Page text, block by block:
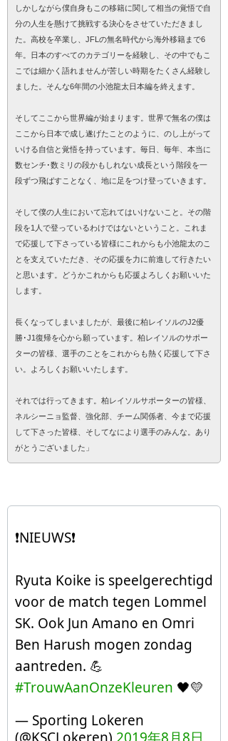
しかしながら僕自身もこの移籍に関して相当の覚悟で自
分の人生を懸けて挑戦する決心をさせていただきまし
た。高校を卒業し、JFLの無名時代から海外移籍まで6
年。日本のすべてのカテゴリーを経験し、その中でもこ
こでは細かく語れませんが苦しい時期をたくさん経験し
ました。そんな6年間の小池龍太日本編を終えます。
そしてここから世界編が始まります。世界で無名の僕は
ここから日本で成し遂げたことのように、のし上がって
いける自信と覚悟を持っています。毎日、毎年、本当に
数センチ･数ミリの段かもしれない成長という階段を一
段ずつ飛ばすことなく、地に足をつけ登っていきます。
そして僕の人生において忘れてはいけないこと。その階
段を1人で登っているわけではないということ。これま
で応援して下さっている皆様にこれからも小池龍太のこ
とを支えていただき、その応援を力に前進して行きたい
と思います。どうかこれからも応援よろしくお願いいた
します。
長くなってしまいましたが、最後に柏レイソルのJ2優
勝･J1復帰を心から願っています。柏レイソルのサポー
ターの皆様、選手のことをこれからも熱く応援して下さ
い。よろしくお願いいたします。
それでは行ってきます。柏レイソルサポーターの皆様、
ネルシーニョ監督、強化部、チーム関係者、今まで応援
して下さった皆様、そしてなにより選手のみんな。あり
がとうございました」
❗️NIEUWS❗️
Ryuta Koike is speelgerechtigd
voor de match tegen Lommel
SK. Ook Jun Amano en Omri
Ben Harush mogen zondag
aantreden. 💪
#TrouwAanOnzeKleuren 🖤💛
— Sporting Lokeren
(@KSCLokeren) 2019年8月8日